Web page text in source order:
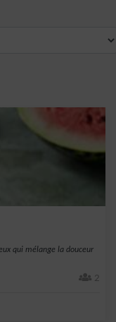
qui mélange la douceur
2